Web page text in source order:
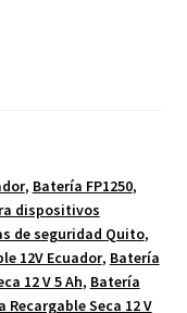
, Batería FP1250,
dispositivos
de seguridad Quito,
12V Ecuador, Batería
12 V 5 Ah, Batería
Recargable Seca 12 V